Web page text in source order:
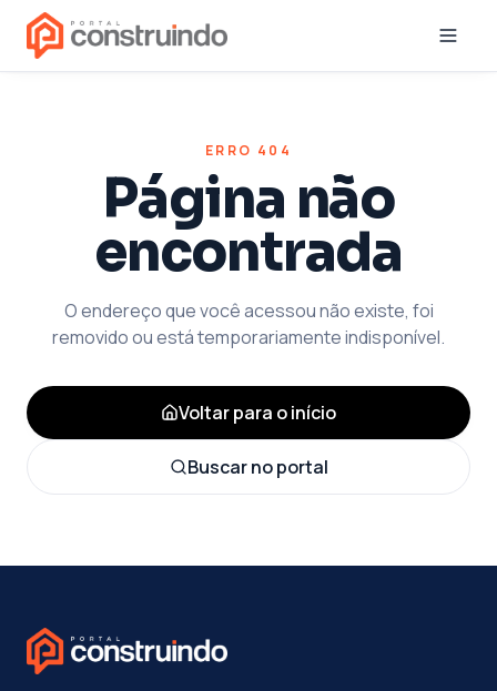
ERRO 404
Página não
encontrada
O endereço que você acessou não existe, foi
removido ou está temporariamente indisponível.
Voltar para o início
Buscar no portal